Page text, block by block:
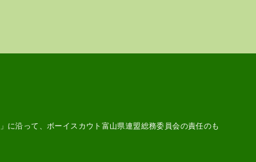
」に沿って、ボーイスカウト富山県連盟総務委員会の責任のも